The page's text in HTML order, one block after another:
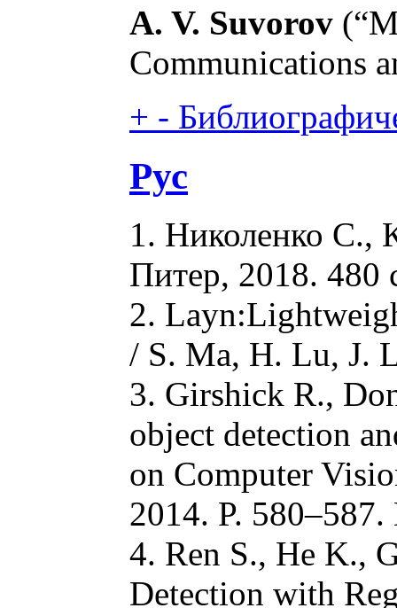
A. V. Suvorov
Communications
+ -
Рус
1. Николенко С.,
Питер, 2018. 480
2.
/ S. Ma, H. Lu, J.
3. Girshick R.,
object detection
on Computer
2014. P.
4. Ren S., He K.,
Detection with